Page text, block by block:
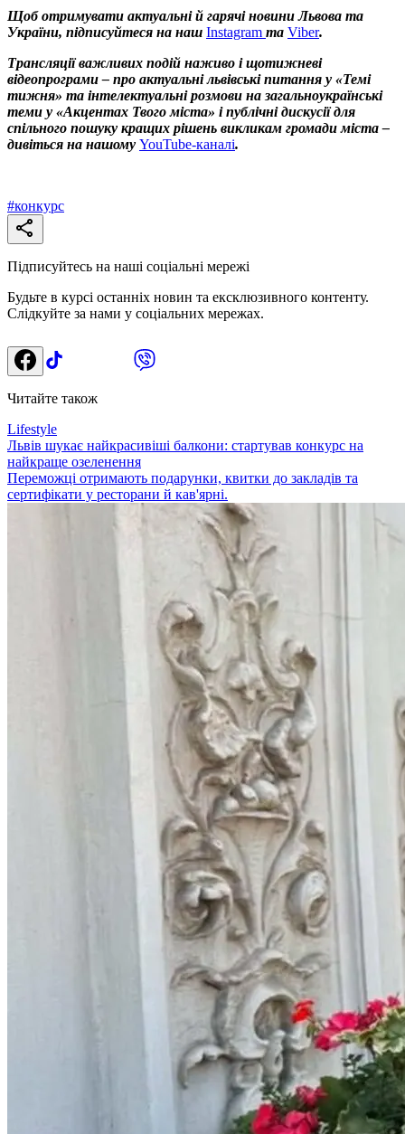
Щоб отримувати актуальні й гарячі новини Львова та
України, підписуйтеся на наш Instagram та Viber.
Трансляції важливих подій наживо і щотижневі
відеопрограми – про актуальні львівські питання у «Темі
тижня» та інтелектуальні розмови на загальноукраїнські
теми у «Акцентах Твого міста» і публічні дискусії для
спільного пошуку кращих рішень викликам громади міста –
дивіться на нашому YouTube-каналі.
#конкурс
Підписуйтесь на наші соціальні мережі
Будьте в курсі останніх новин та ексклюзивного контенту.
Слідкуйте за нами у соціальних мережах.
Читайте також
Lifestyle
Львів шукає найкрасивіші балкони: стартував конкурс на
найкраще озеленення
Переможці отримають подарунки, квитки до закладів та
сертифікати у ресторани й кав'ярні.